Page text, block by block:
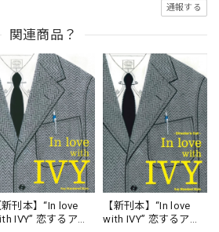
通報する
関連商品？
新刊本】“In love
IVY” 恋するアイ
【新刊本】“In love
with IVY” 恋するアイ